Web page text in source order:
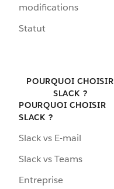
modifications
Statut
POURQUOI CHOISIR
SLACK ?
POURQUOI CHOISIR
SLACK ?
Slack vs E-mail
Slack vs Teams
Entreprise